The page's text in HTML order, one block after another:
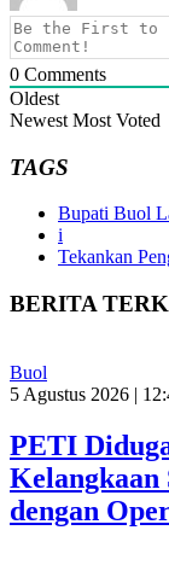
0 Comments
Oldest
Newest Most Voted
TAGS
Bupati Buol
i
Tekankan
BERITA
Buol
5 Agustus 2026 |
PETI
dengan